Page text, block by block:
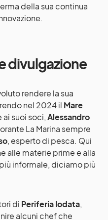
della sua continua
divulgazione
rendere la sua
nel 2024 il Mare
ai suoi soci,Alessandro
La Marina sempre
, esperto di pesca. Qui
alle materie prime e alla
informale, diciamo più
di Periferia Iodata,
alcuni chef che